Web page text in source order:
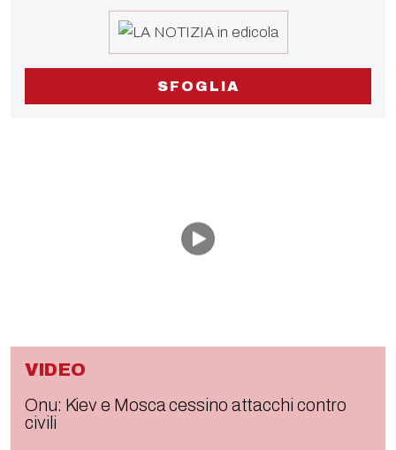
SFOGLIA
VIDEO
Onu: Kiev e Mosca cessino attacchi contro
civili